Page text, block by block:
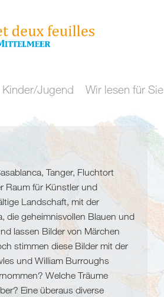
Kinder/Jugend Wir lesen für Sie
Tanger, Fluchtort
Raum für Künstler und
Landschaft, mit der
die geheimnisvollen Blauen und
lassen Bilder von Märchen
stimmen diese Bilder mit der
und William Burroughs
Welche Träume
Eine überaus diverse